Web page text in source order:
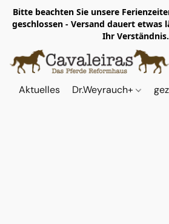
Bitte beachten Sie unsere
geschlossen - Versand dauert etwas
Ihr Verständnis.
Aktuelles Dr.Weyrauch+